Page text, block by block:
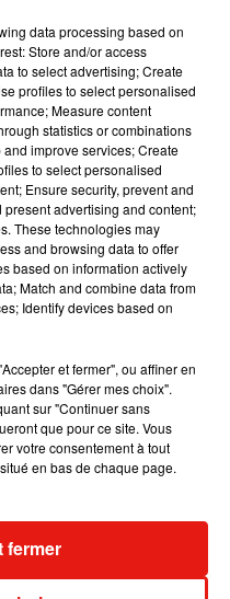
et
4 août 2026
Tiny Desk
live session
data processing based on
Store and/or access
to select advertising; Create
profiles to select personalised
Measure content
statistics or combinations
improve services; Create
to select personalised
Ensure security, prevent and
advertising and content;
These technologies may
and browsing data to offer
based on information actively
Match and combine data from
Identify devices based on
et fermer", ou affiner en
dans "Gérer mes choix".
sur "Continuer sans
que pour ce site. Vous
votre consentement à tout
en bas de chaque page.
fermer